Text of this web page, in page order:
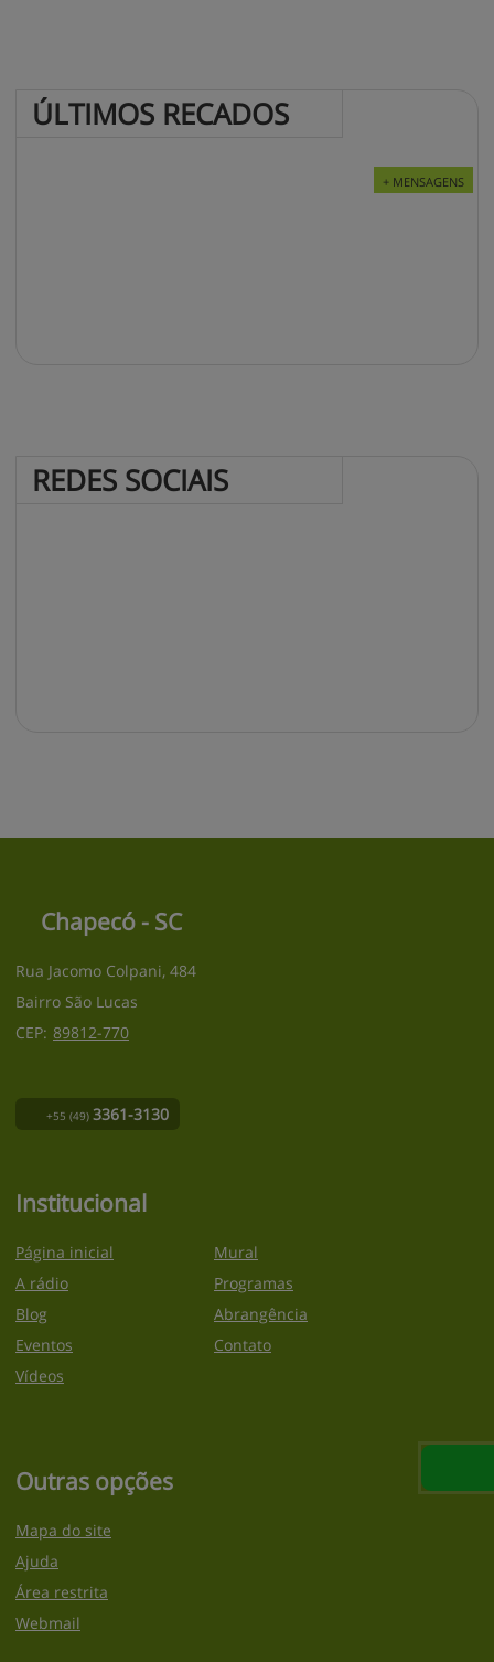
ÚLTIMOS RECADOS
+ MENSAGENS
REDES SOCIAIS
Chapecó - SC
Rua Jacomo Colpani, 484
Bairro São Lucas
CEP: 89812-770
+55 (49) 3361-3130
Institucional
Página inicial
A rádio
Blog
Eventos
Vídeos
Mural
Programas
Abrangência
Contato
Outras opções
Mapa do site
Ajuda
Área restrita
Webmail